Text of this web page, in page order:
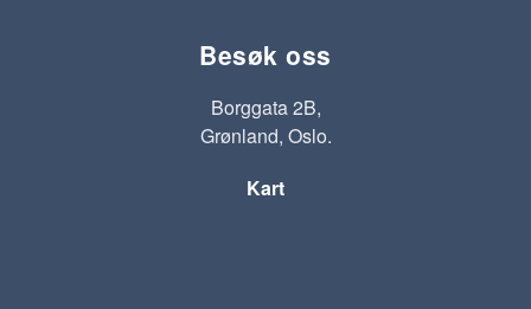
Besøk oss
Borggata 2B,
Grønland, Oslo.
Kart